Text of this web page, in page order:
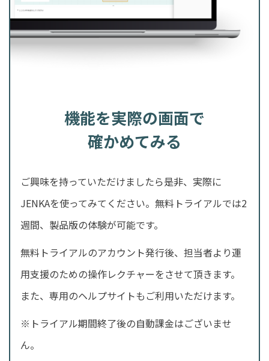
機能を実際の画面で
確かめてみる
ご興味を持っていただけましたら是非、実際に
JENKAを使ってみてください。無料トライアルでは2
週間、製品版の体験が可能です。
無料トライアルのアカウント発行後、担当者より運
用支援のための操作レクチャーをさせて頂きます。
また、専用のヘルプサイトもご利用いただけます。
※トライアル期間終了後の自動課金はございませ
ん。